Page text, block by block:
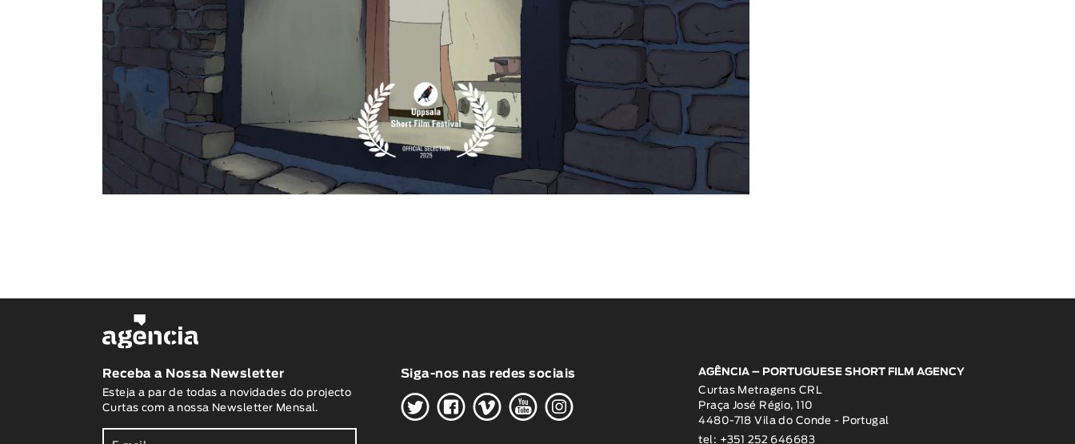
Receba a Nossa Newsletter
Esteja a par de todas a novidades do projecto
Curtas com a nossa Newsletter Mensal.
Siga-nos nas redes sociais
HGWOK
AGÊNCIA – PORTUGUESE SHORT FILM AGENCY
Curtas Metragens CRL
Praça José Régio, 110
4480-718 Vila do Conde - Portugal
tel: +351 252 646683